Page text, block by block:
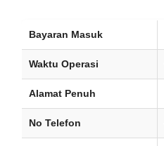
Bayaran Masuk
Waktu Operasi
Alamat Penuh
No Telefon